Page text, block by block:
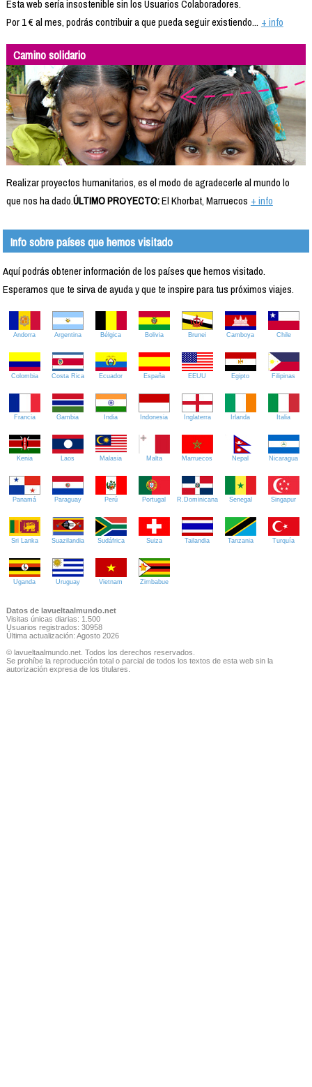
Esta web sería insostenible sin los Usuarios Colaboradores.
Por 1 € al mes, podrás contribuir a que pueda seguir existiendo... + info
Camino solidario
Realizar proyectos humanitarios, es el modo de agradecerle al mundo lo
que nos ha dado.ÚLTIMO PROYECTO:El Khorbat, Marruecos + info
Info sobre países que hemos visitado
Aquí podrás obtener información de los países que hemos visitado.
Esperamos que te sirva de ayuda y que te inspire para tus próximos viajes.
Andorra Argentina Bélgica Bolivia Brunei Camboya Chile
Colombia Costa Rica Ecuador España EEUU Egipto Filipinas
Francia Gambia India Indonesia Inglaterra Irlanda Italia
Kenia Laos Malasia Malta Marruecos Nepal Nicaragua
Panamá Paraguay Perú Portugal R.Dominicana Senegal Singapur
Sri Lanka Suazilandia Sudáfrica Suiza Tailandia Tanzania Turquía
Uganda Uruguay Vietnam Zimbabue
Datos de lavueltaalmundo.net
Visitas únicas diarias: 1.500
Usuarios registrados: 30958
Última actualización: Agosto 2026
© lavueltaalmundo.net. Todos los derechos reservados.
Se prohíbe la reproducción total o parcial de todos los textos de esta web sin la
autorización expresa de los titulares.